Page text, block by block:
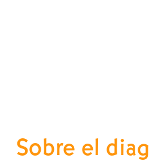
Sobre el